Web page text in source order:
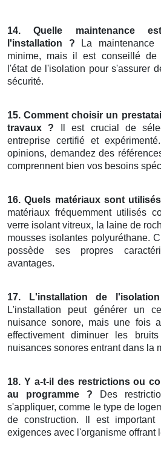
14. Quelle maintenance
l'installation ? La maintenance
minime, mais il est conseillé de
l'état de l'isolation pour s'assurer
sécurité.
15. Comment choisir un
travaux ? Il est crucial de
entreprise certifié et
opinions, demandez des
comprennent bien vos besoins
16. Quels matériaux sont
matériaux fréquemment utilisés
verre isolant vitreux, la laine de
mousses isolantes polyuréthane.
possède ses propres
avantages.
17. L'installation de
L'installation peut générer un
nuisance sonore, mais une fois
effectivement diminuer les
nuisances sonores entrant dans la
18. Y a-t-il des restrictions ou
au programme ? Des
s'appliquer, comme le type de
de construction. Il est
exigences avec l'organisme offrant